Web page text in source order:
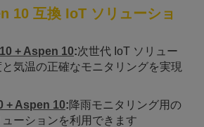
10 互換 IoT ソリューショ
+ Aspen 10:次世代 IoT ソリュー
気温の正確なモニタリングを実現
+ Aspen 10:降雨モニタリング用の
ーションを利用できます